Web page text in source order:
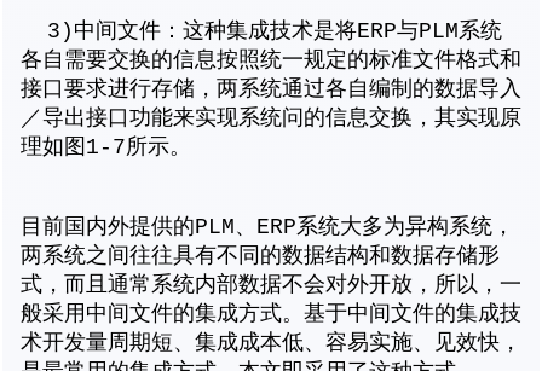
3)中间文件：这种集成技术是将ERP与PLM系统
各自需要交换的信息按照统一规定的标准文件格式和
接口要求进行存储，两系统通过各自编制的数据导入
／导出接口功能来实现系统问的信息交换，其实现原
理如图1-7所示。
目前国内外提供的PLM、ERP系统大多为异构系统，
两系统之间往往具有不同的数据结构和数据存储形
式，而且通常系统内部数据不会对外开放，所以，一
般采用中间文件的集成方式。基于中间文件的集成技
术开发量周期短、集成成本低、容易实施、见效快，